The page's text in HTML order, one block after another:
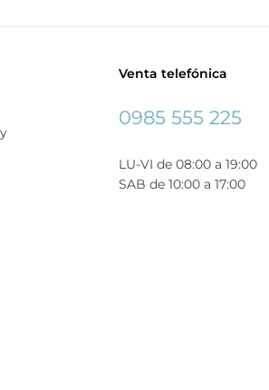
Venta telefónica
0985 555 225
LU-VI de 08:00 a 19:00
SAB de 10:00 a 17:00